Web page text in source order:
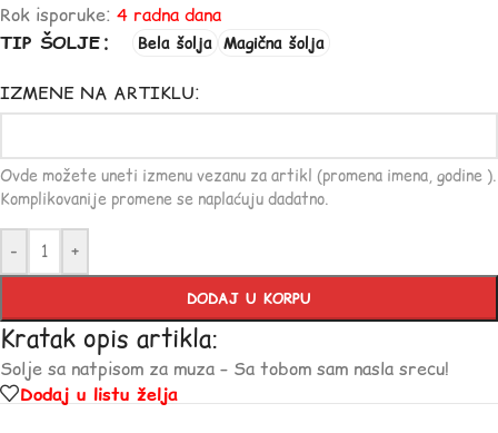
Rok isporuke: 4 radna dana
TIP ŠOLJE
Bela šolja Magična šolja
IZMENE NA ARTIKLU:
Ovde možete uneti izmenu vezanu za artikl (promena imena, godine ).
Komplikovanije promene se naplaćuju dadatno.
- +
DODAJ U KORPU
Kratak opis artikla:
Solje sa natpisom za muza – Sa tobom sam nasla srecu!
Dodaj u listu želja